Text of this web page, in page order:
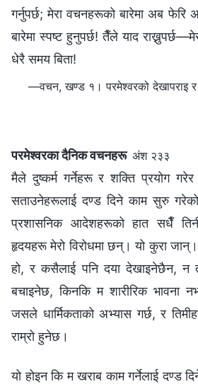
गर्नुपर्छ; मेरा वचनहरूको बारेमा अब फेरि
बारेमा स्पष्ट हुनुपर्छ! तैँले याद
धेरै समय बिता!
—वचन, खण्ड १। परमेश्‍वरको देखापराइ र
परमेश्‍वरका दैनिक वचनहरू अंश २३३
मैले दुष्कर्म गर्नेहरू र शक्ति प्रयोग गरेर
सताउनेहरूलाई दण्ड दिने काम सुरु
प्रशासनिक आदेशहरूको हात सधैँ
हृदयहरू मेरो विरोधमा छन्। यो कुरा
हो, र कसैलाई पनि दया देखाइनेछैन,
बचाइनेछ, किनकि म शारीरिक भावना
जसले धार्मिकताको अभ्यास गर्छ, र
राम्रो हुनेछ।
यो होइन कि म खराब काम गर्नेलाई दण्ड